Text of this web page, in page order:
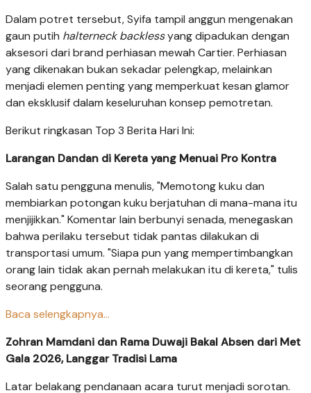
Dalam potret tersebut, Syifa tampil anggun mengenakan
gaun putih halterneck backlessyang dipadukan dengan
aksesori dari brand perhiasan mewah Cartier. Perhiasan
yang dikenakan bukan sekadar pelengkap, melainkan
menjadi elemen penting yang memperkuat kesan glamor
dan eksklusif dalam keseluruhan konsep pemotretan.
Berikut ringkasan Top 3 Berita Hari Ini:
Larangan Dandan di Kereta yang Menuai Pro Kontra
Salah satu pengguna menulis, "Memotong kuku dan
membiarkan potongan kuku berjatuhan di mana-mana itu
menjijikkan." Komentar lain berbunyi senada, menegaskan
bahwa perilaku tersebut tidak pantas dilakukan di
transportasi umum. "Siapa pun yang mempertimbangkan
orang lain tidak akan pernah melakukan itu di kereta," tulis
seorang pengguna.
Baca selengkapnya...
Zohran Mamdani dan Rama Duwaji Bakal Absen dari Met
Gala 2026, Langgar Tradisi Lama
Latar belakang pendanaan acara turut menjadi sorotan.